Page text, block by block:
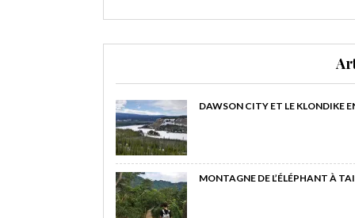
DAWSON CITY ET LE KLONDIKE
MONTAGNE DE L’ÉLÉPHANT À